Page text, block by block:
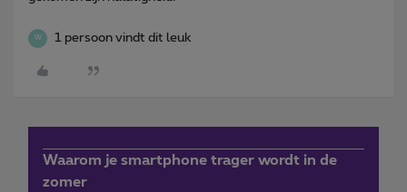
W 1 persoon vindt dit leuk
Waarom je smartphone trager wordt in de
zomer